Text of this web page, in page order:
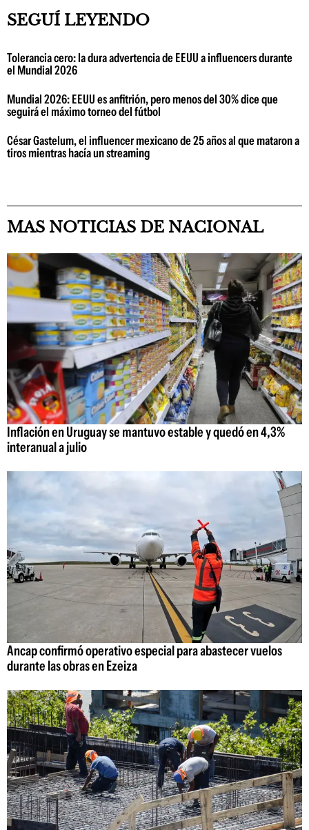
SEGUÍ LEYENDO
Tolerancia cero: la dura advertencia de EEUU a influencers durante
el Mundial 2026
Mundial 2026: EEUU es anfitrión, pero menos del 30% dice que
seguirá el máximo torneo del fútbol
César Gastelum, el influencer mexicano de 25 años al que mataron a
tiros mientras hacía un streaming
MAS NOTICIAS DE NACIONAL
Inflación en Uruguay se mantuvo estable y quedó en 4,3%
interanual a julio
Ancap confirmó operativo especial para abastecer vuelos
durante las obras en Ezeiza